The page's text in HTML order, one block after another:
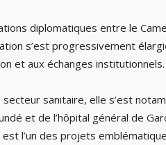
diplomatiques entre le
s’est progressivement
et aux échanges institutionnels.
secteur sanitaire, elle s’est
et de l’hôpital général de
est l’un des projets